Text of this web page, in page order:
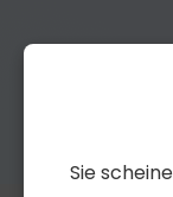
Sie